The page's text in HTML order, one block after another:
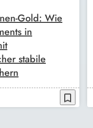
Gold: Wie
in
stabile
bookmark_border